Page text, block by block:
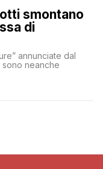
smontano
di
annunciate dal
sono neanche